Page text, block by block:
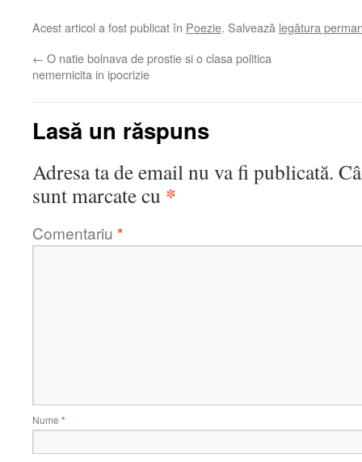
Acest articol a fost publicat în Poezie. Salvează legătura
← O natie bolnava de prostie si o clasa politica
nemernicita in ipocrizie
Lasă un răspuns
Adresa ta de email nu va fi publicată.
sunt marcate cu *
Comentariu *
Nume *